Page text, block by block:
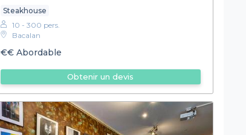
Steakhouse
10 - 300 pers.
Bacalan
€€Abordable
Obtenir un devis